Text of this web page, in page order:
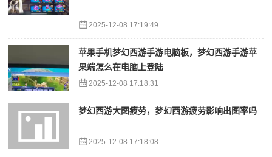
2025-12-08 17:19:49
苹果手机梦幻西游手游电脑板，梦幻西游手游苹
果端怎么在电脑上登陆
2025-12-08 17:18:31
梦幻西游大图疲劳，梦幻西游疲劳影响出图率吗
2025-12-08 17:18:08